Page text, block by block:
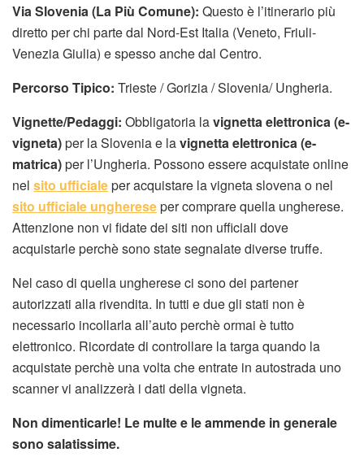
Via Slovenia (La Più Comune): Questo è l’itinerario più
diretto per chi parte dal Nord-Est Italia (Veneto, Friuli-
Venezia Giulia) e spesso anche dal Centro.
Percorso Tipico: Trieste / Gorizia / Slovenia/ Ungheria.
Vignette/Pedaggi: Obbligatoria lavignetta elettronica (e-
vigneta)per la Slovenia e lavignetta elettronica (e-
matrica)per l’Ungheria. Possono essere acquistate online
nel sito ufficialeper acquistare la vigneta slovena o nel
sito ufficiale unghereseper comprare quella ungherese.
Attenzione non vi fidate dei siti non ufficiali dove
acquistarle perchè sono state segnalate diverse truffe.
Nel caso di quella ungherese ci sono dei partener
autorizzati alla rivendita. In tutti e due gli stati non è
necessario incollarla all’auto perchè ormai è tutto
elettronico. Ricordate di controllare la targa quando la
acquistate perchè una volta che entrate in autostrada uno
scanner vi analizzerà i dati della vigneta.
Non dimenticarle! Le multe e le ammende in generale
sono salatissime.